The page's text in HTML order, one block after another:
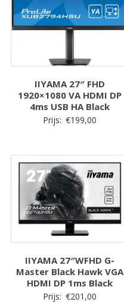
IIYAMA 27″ FHD
1920×1080 VA HDMI DP
4ms USB HA Black
Prijs: €199,00
IIYAMA 27″WFHD G-
Master Black Hawk VGA
HDMI DP 1ms Black
Prijs: €201,00